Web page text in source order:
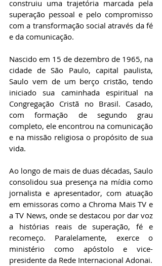
construiu uma trajetória marcada pela
superação pessoal e pelo compromisso
com a transformação social através da fé
e da comunicação.
Nascido em 15 de dezembro de 1965, na
cidade de São Paulo, capital paulista,
Saulo vem de um berço cristão, tendo
iniciado sua caminhada espiritual na
Congregação Cristã no Brasil. Casado,
com formação de segundo grau
completo, ele encontrou na comunicação
e na missão religiosa o propósito de sua
vida.
Ao longo de mais de duas décadas, Saulo
consolidou sua presença na mídia como
jornalista e apresentador, com atuação
em emissoras como a Chroma Mais TV e
a TV News, onde se destacou por dar voz
a histórias reais de superação, fé e
recomeço. Paralelamente, exerce o
ministério como apóstolo e vice-
presidente da Rede Internacional Adonai.